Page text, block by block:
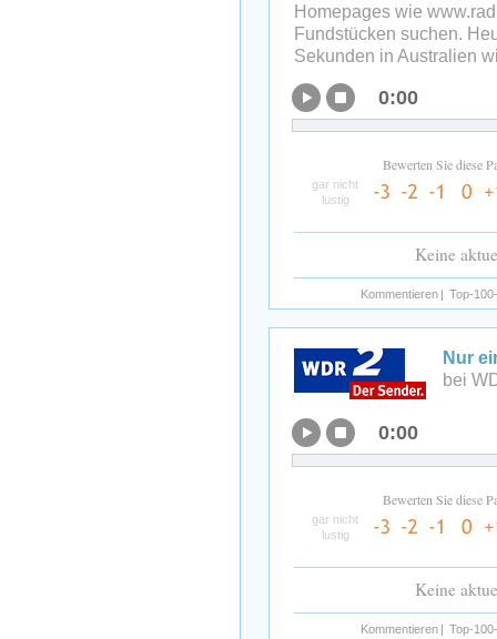
Homepages wie
Fundstücken suchen.
Sekunden in Australien
0:00
Bewerten Sie diese
gar nicht
lustig
Keine
Kommentieren | Top-
Nur
bei
0:00
Bewerten Sie diese
gar nicht
lustig
Keine
Kommentieren | Top-